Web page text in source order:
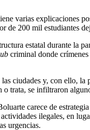
varias explicaciones
200 mil estudiantes
estatal durante la
criminal donde
ciudades y, con ello,
trata, se infiltraron
carece de
ilegales, en
urgencias.